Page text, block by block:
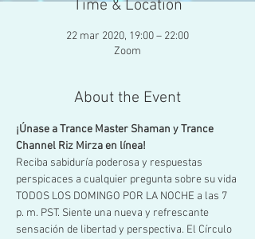
Time & Location
22 mar 2020, 19:00 – 22:00
Zoom
About the Event
¡Únase a Trance Master Shaman y Trance
Channel Riz Mirza en línea!
Reciba sabiduría poderosa y respuestas
perspicaces a cualquier pregunta sobre su vida
TODOS LOS DOMINGO POR LA NOCHE a las 7
p. m. PST. Siente una nueva y refrescante
sensación de libertad y perspectiva. El Círculo